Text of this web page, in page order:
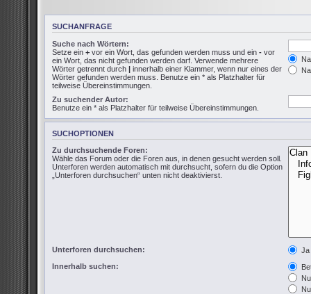
SUCHANFRAGE
Suche nach Wörtern:
Setze ein + vor ein Wort, das gefunden werden muss und ein - vor
ein Wort, das nicht gefunden werden darf. Verwende mehrere
Wörter getrennt durch | innerhalb einer Klammer, wenn nur eines der
Wörter gefunden werden muss. Benutze ein * als Platzhalter für
teilweise Übereinstimmungen.
Zu suchender Autor:
Benutze ein * als Platzhalter für teilweise Übereinstimmungen.
SUCHOPTIONEN
Zu durchsuchende Foren:
Wähle das Forum oder die Foren aus, in denen gesucht werden soll.
Unterforen werden automatisch mit durchsucht, sofern du die Option
„Unterforen durchsuchen“ unten nicht deaktivierst.
Unterforen durchsuchen:
Ja
Innerhalb suchen: